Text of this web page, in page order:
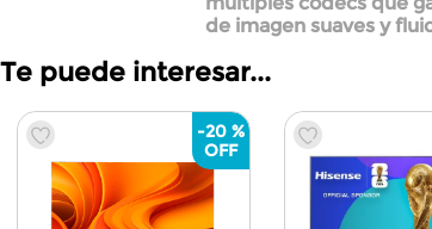
de imagen suaves y
Te puede interesar...
-20 %